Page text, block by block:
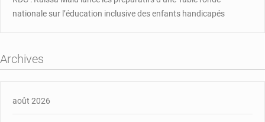
nationale sur l’éducation inclusive des enfants handicapés
Archives
août 2026